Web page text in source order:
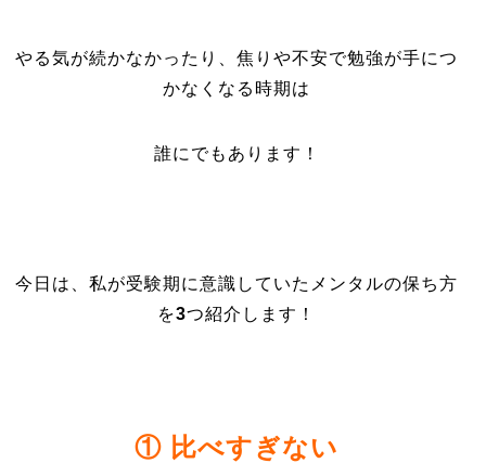
やる気が続かなかったり、焦りや不安で勉強が手につ
かなくなる時期は
誰にでもあります！
今日は、私が受験期に意識していたメンタルの保ち方
を3つ紹介します！
① 比べすぎない